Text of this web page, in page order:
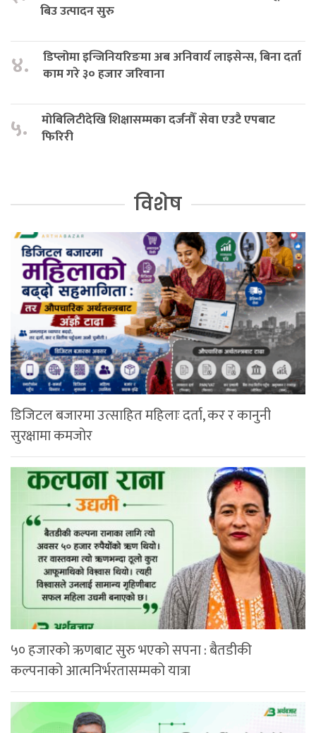
बिउ उत्पादन सुरु
४.
डिप्लोमा इन्जिनियरिङमा अब अनिवार्य लाइसेन्स, बिना दर्ता
काम गरे ३० हजार जरिवाना
५.
मोबिलिटीदेखि शिक्षासम्मका दर्जनौँ सेवा एउटै एपबाट
फिरिरी
विशेष
डिजिटल बजारमा उत्साहित महिलाः दर्ता, कर र कानुनी
सुरक्षामा कमजोर
५० हजारको ऋणबाट सुरु भएको सपना : बैतडीकी
कल्पनाको आत्मनिर्भरतासम्मको यात्रा